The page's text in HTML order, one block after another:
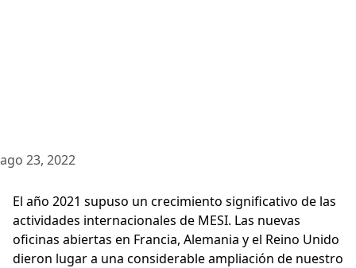
ago 23, 2022
El año 2021 supuso un crecimiento significativo de las
actividades internacionales de MESI. Las nuevas
oficinas abiertas en Francia, Alemania y el Reino Unido
dieron lugar a una considerable ampliación de nuestro